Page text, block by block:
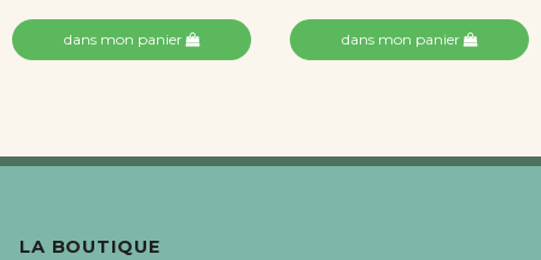
dans mon panier dans mon panier
LA BOUTIQUE